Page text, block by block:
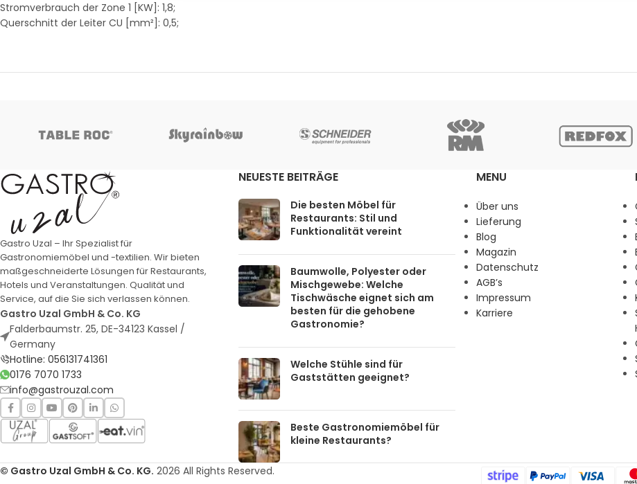
Stromverbrauch der Zone 1 [KW]: 1,8;
Querschnitt der Leiter CU [mm²]: 0,5;
Gastro Uzal – Ihr Spezialist für
Gastronomiemöbel und -textilien. Wir bieten
maßgeschneiderte Lösungen für Restaurants,
Hotels und Veranstaltungen. Qualität und
Service, auf die Sie sich verlassen können.
Gastro Uzal GmbH & Co. KG
Falderbaumstr. 25, DE-34123 Kassel /
Germany
Hotline: 056131741361
0176 7070 1733
info@gastrouzal.com
NEUESTE BEITRÄGE
Die besten Möbel für
Restaurants: Stil und
Funktionalität vereint
Baumwolle, Polyester oder
Mischgewebe: Welche
Tischwäsche eignet sich am
besten für die gehobene
Gastronomie?
Welche Stühle sind für
Gaststätten geeignet?
Beste Gastronomiemöbel für
kleine Restaurants?
MENU
Über uns
Lieferung
Blog
Magazin
Datenschutz
AGB’s
Impressum
Karriere
© Gastro Uzal GmbH & Co. KG. 2026 All Rights Reserved.